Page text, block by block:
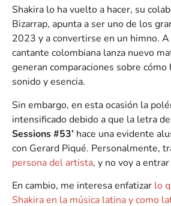
Shakira lo ha vuelto a hacer, su
Bizarrap, apunta a ser uno de los
2023 y a convertirse en un himno.
cantante colombiana lanza nuevo
generan comparaciones sobre cómo
sonido y esencia.
Sin embargo, en esta ocasión la
intensificado debido a que la letra de
Sessions #53’ hace una evidente
con Gerard Piqué. Personalmente,
persona del artista, y no voy a
En cambio, me interesa enfatizar lo
Shakira en la música latina y como